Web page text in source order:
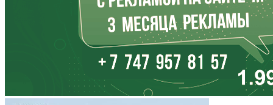
Калмыкия
Калужская область
Камчатский край
Карачаево-Черкесия